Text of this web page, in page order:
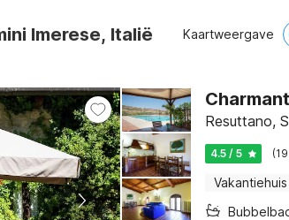
Imerese, Italië Kaartweergave
Resuttano,
4.5 / 5
Vakantiehuis